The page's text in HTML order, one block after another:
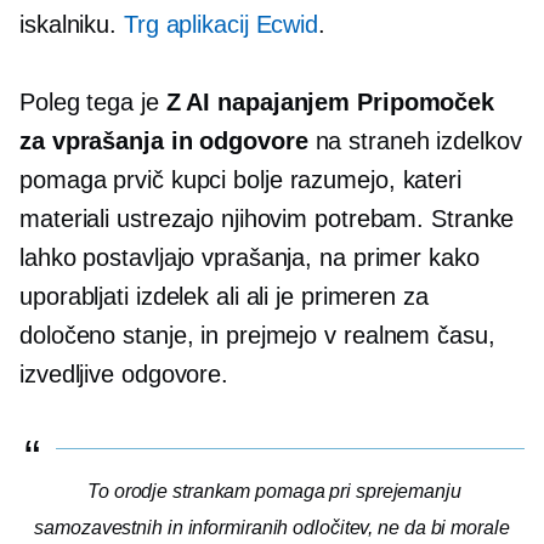
iskalniku. Trg aplikacij Ecwid.
Poleg tega je Z AI napajanjem Pripomoček
za vprašanja in odgovorena straneh izdelkov
pomaga prvičkupci bolje razumejo, kateri
materiali ustrezajo njihovim potrebam. Stranke
lahko postavljajo vprašanja, na primer kako
uporabljati izdelek ali ali je primeren za
določeno stanje, in prejmejov realnem času,
izvedljive odgovore.
To orodje strankam pomaga pri sprejemanju
samozavestnih in informiranih odločitev, ne da bi morale